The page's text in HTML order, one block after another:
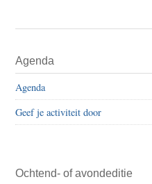
Sidebar
Agenda
Agenda
Geef je activiteit door
Ochtend- of avondeditie